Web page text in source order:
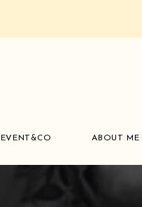
EVENT&CO ABOUT ME